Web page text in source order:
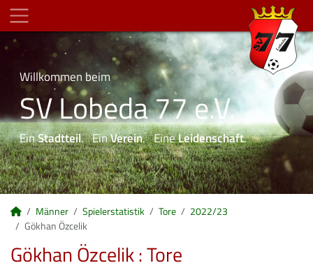
Willkommen beim
SV Lobeda 77 e.V.
EinStadtteil. EinVerein. EineLeidenschaft.
Männer Spielerstatistik Tore
2022/23
Gökhan Özcelik
Gökhan Özcelik : Tore